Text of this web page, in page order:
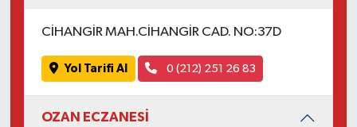
CİHANGİR MAH.CİHANGİR CAD. NO:37D
Yol Tarifi Al 0 (212) 251 26 83
OZAN ECZANESİ